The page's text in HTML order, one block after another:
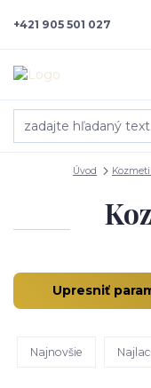
+421 905 501 027
Úvod
Upresniť
Najnovšie